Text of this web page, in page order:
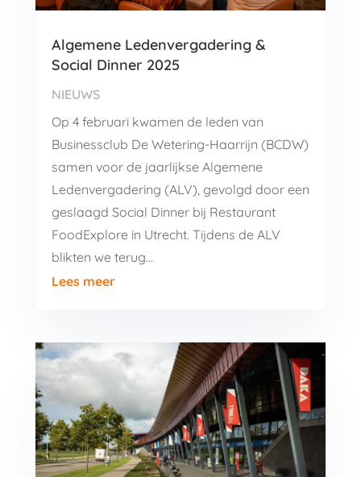
Algemene Ledenvergadering &
Social Dinner 2025
NIEUWS
Op 4 februari kwamen de leden van
Businessclub De Wetering-Haarrijn (BCDW)
samen voor de jaarlijkse Algemene
Ledenvergadering (ALV), gevolgd door een
geslaagd Social Dinner bij Restaurant
FoodExplore in Utrecht. Tijdens de ALV
blikten we terug…
Lees meer